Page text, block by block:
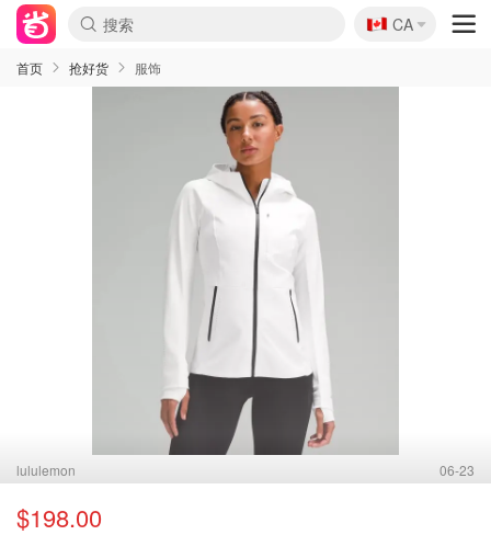
🇨🇦
CA
首页 抢好货 服饰
lululemon 06-23
$198.00